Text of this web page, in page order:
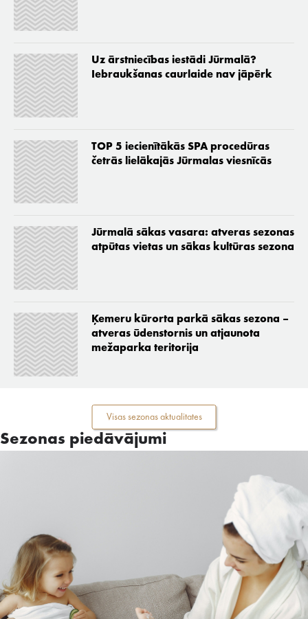
Uz ārstniecības iestādi Jūrmalā?
Iebraukšanas caurlaide nav jāpērk
TOP 5 iecienītākās SPA procedūras
četrās lielākajās Jūrmalas viesnīcās
Jūrmalā sākas vasara: atveras sezonas
atpūtas vietas un sākas kultūras sezona
Ķemeru kūrorta parkā sākas sezona –
atveras ūdenstornis un atjaunota
mežaparka teritorija
Visas sezonas aktualitates
Sezonas piedāvājumi